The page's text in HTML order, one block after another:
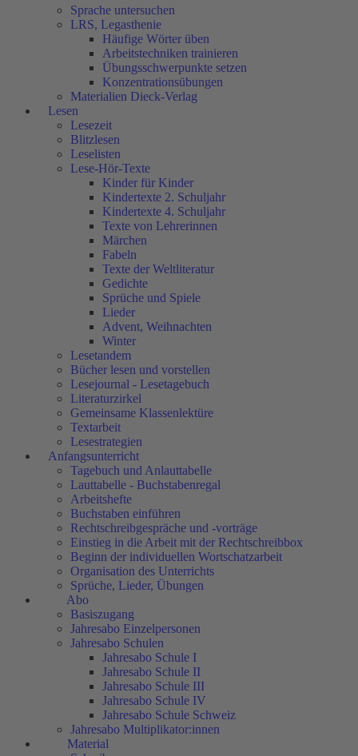
Sprache untersuchen
LRS, Legasthenie
Häufige Wörter üben
Arbeitstechniken trainieren
Übungsschwerpunkte setzen
Konzentrationsübungen
Materialien Dieck-Verlag
Lesen
Lesezeit
Blitzlesen
Leselisten
Lese-Hör-Texte
Kinder für Kinder
Kindertexte 2. Schuljahr
Kindertexte 4. Schuljahr
Texte von Lehrerinnen
Märchen
Fabeln
Texte der Weltliteratur
Gedichte
Sprüche und Spiele
Lieder
Advent, Weihnachten
Winter
Lesetandem
Bücher lesen und vorstellen
Lesejournal - Lesetagebuch
Literaturzirkel
Gemeinsame Klassenlektüre
Textarbeit
Lesestrategien
Anfangsunterricht
Tagebuch und Anlauttabelle
Lauttabelle - Buchstabenregal
Arbeitshefte
Buchstaben einführen
Rechtschreibgespräche und -vorträge
Einstieg in die Arbeit mit der Rechtschreibbox
Beginn der individuellen Wortschatzarbeit
Organisation des Unterrichts
Sprüche, Lieder, Übungen
Abo
Basiszugang
Jahresabo Einzelpersonen
Jahresabo Schulen
Jahresabo Schule I
Jahresabo Schule II
Jahresabo Schule III
Jahresabo Schule IV
Jahresabo Schule Schweiz
Jahresabo Multiplikator:innen
Material